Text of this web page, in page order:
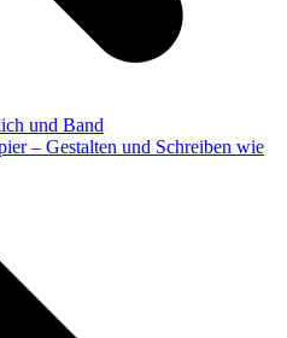
und Band
– Gestalten und Schreiben wie